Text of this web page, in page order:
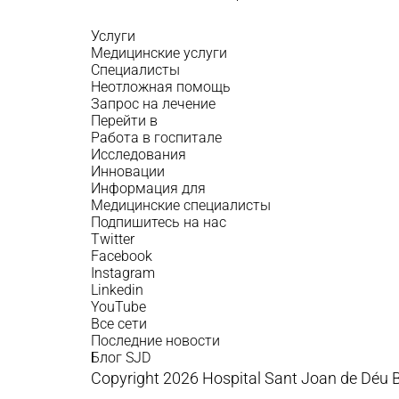
Услуги
Медицинские услуги
Специалисты
Неотложная помощь
Запрос на лечение
Перейти в
Работа в госпитале
Исследования
Инновации
Информация для
Медицинские специалисты
Подпишитесь на нас
Twitter
Facebook
Instagram
Linkedin
YouTube
Все сети
Последние новости
Блог SJD
Copyright 2026 Hospital Sant Joan de Déu